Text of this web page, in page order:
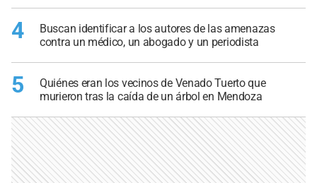
4
Buscan identificar a los autores de las amenazas
contra un médico, un abogado y un periodista
5
Quiénes eran los vecinos de Venado Tuerto que
murieron tras la caída de un árbol en Mendoza